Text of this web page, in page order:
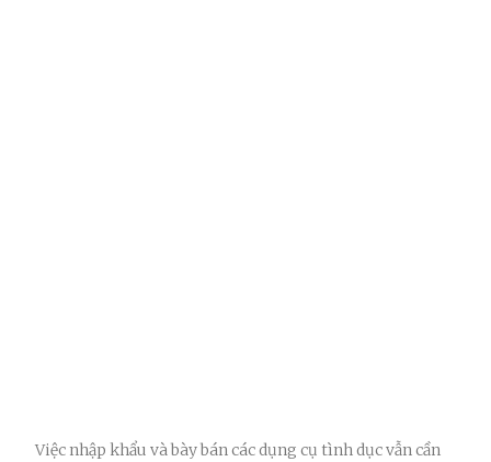
Việc nhập khẩu và bày bán các dụng cụ tình dục vẫn cần